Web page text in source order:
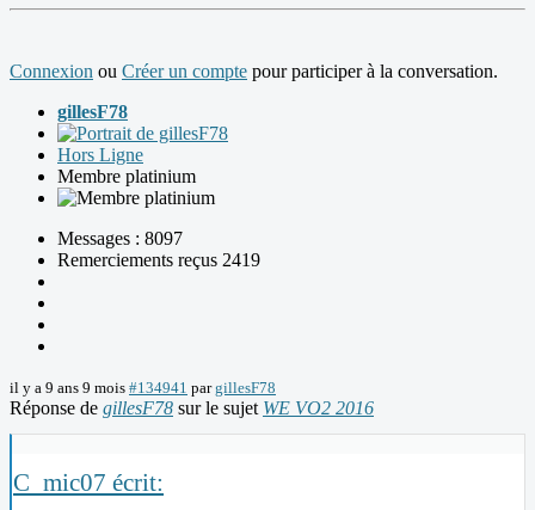
Connexion ou Créer un compte pour participer à la conversation.
gillesF78
Hors Ligne
Membre platinium
Messages : 8097
Remerciements reçus 2419
il y a 9 ans 9 mois #134941 pargillesF78
Réponse de gillesF78 sur le sujet WE VO2 2016
C_mic07 écrit: